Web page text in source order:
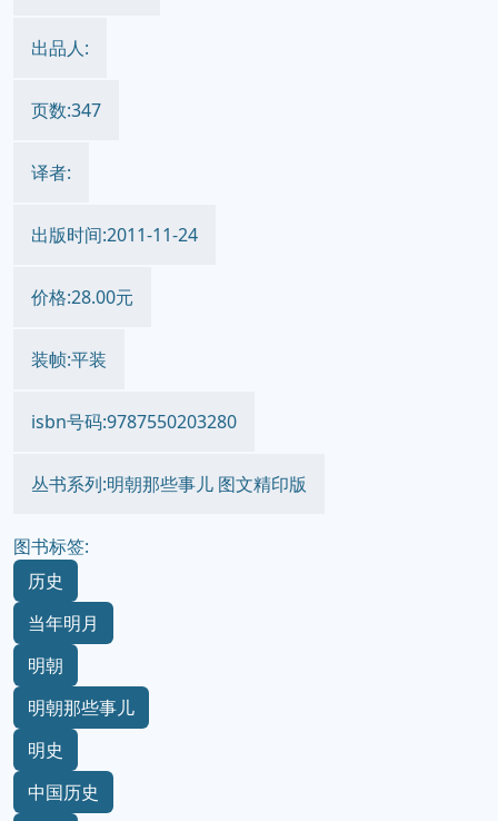
出品人:
页数:347
译者:
出版时间:2011-11-24
价格:28.00元
装帧:平装
isbn号码:9787550203280
丛书系列:明朝那些事儿 图文精印版
图书标签:
历史
当年明月
明朝
明朝那些事儿
明史
中国历史